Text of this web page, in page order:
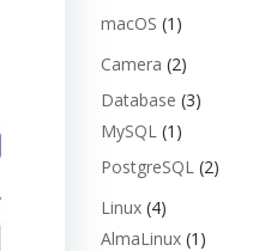
macOS (1)
Camera (2)
Database (3)
MySQL (1)
PostgreSQL (2)
Linux(4)
AlmaLinux(1)